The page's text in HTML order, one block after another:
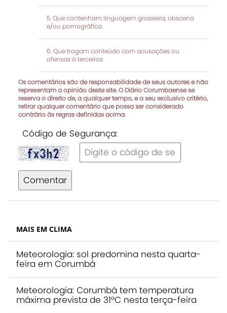
Que contenham linguagem grosseira, obscena
e/ou pornográfica.
Que tragam conteúdo com acusações ou
ofensas à terceiros
Os comentários são de responsabilidade de seus autores e não
representam a opinião deste site. O Diário Corumbaense se
reserva o direito de, a qualquer tempo, e a seu exclusivo critério,
retirar qualquer comentário que possa ser considerado
contrário às regras definidas acima.
Código de Segurança:
Comentar
MAIS EM CLIMA
Meteorologia: sol predomina nesta quarta-
feira em Corumbá
Meteorologia: Corumbá tem temperatura
máxima prevista de 31ºC nesta terça-feira